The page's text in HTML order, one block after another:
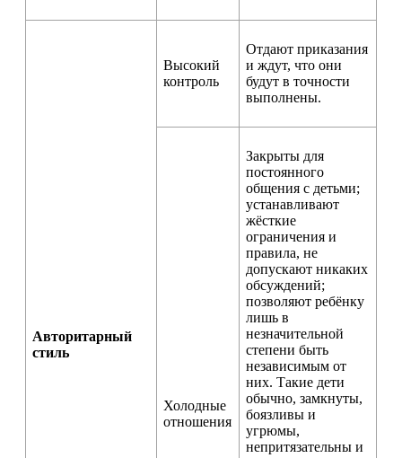
Авторитарный
стиль
Высокий
контроль
Отдают приказания
и ждут, что они
будут в точности
выполнены.
Холодные
отношения
Закрыты для
постоянного
общения с детьми;
устанавливают
жёсткие
ограничения и
правила, не
допускают никаких
обсуждений;
позволяют ребёнку
лишь в
незначительной
степени быть
независимым от
них. Такие дети
обычно, замкнуты,
боязливы и
угрюмы,
непритязательны и